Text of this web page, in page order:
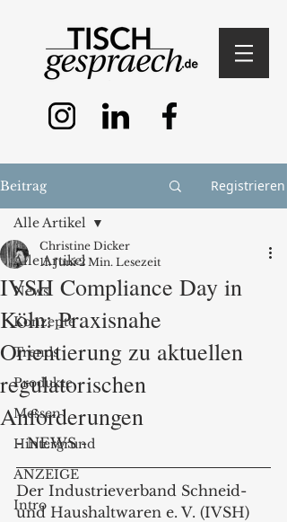
Beitrag Registrieren
Alle Artikel
News
Konzepte
Trends
Produkte
Messen
Hintergrund
ANZEIGE
Intro
Alle Artikel
IVSH Compliance Day in
Köln: Praxisnahe
Orientierung zu aktuellen
regulatorischen
Anforderungen
Christine Dicker
11. Juni 2 Min. Lesezeit
- NEWS -
Der Industrieverband Schneid-
und Haushaltwaren e. V. (IVSH)